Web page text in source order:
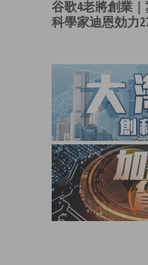
谷歌4老將創業
科學家迪恩効力